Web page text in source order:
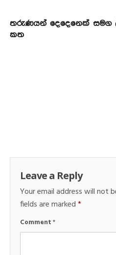
තරුණයන් දෙදෙනෙක් සමග
කත
Leave a Reply
Your email address will not
fields are marked*
Comment*